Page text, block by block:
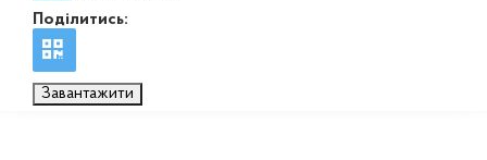
Поділитись:
Завантажити